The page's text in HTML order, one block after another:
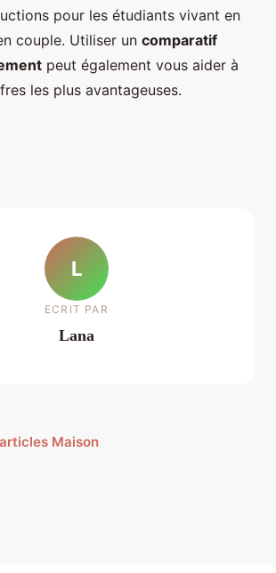
pour les étudiants vivant en
couple. Utiliser un comparatif
peut également vous aider à
les plus avantageuses.
L
ECRIT PAR
Lana
Maison